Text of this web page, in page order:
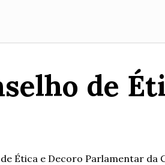
de
Ética e Decoro Parlamentar da